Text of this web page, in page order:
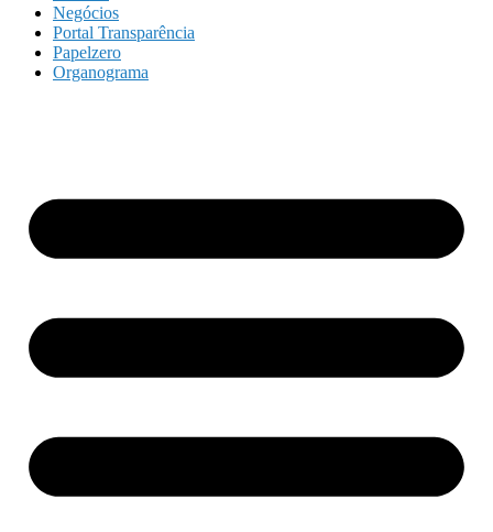
Negócios
Portal Transparência
Papelzero
Organograma